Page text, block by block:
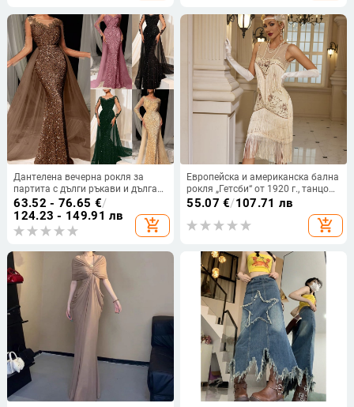
Дантелена вечерна рокля за
партита с дълги ръкави и дълга
пола, дълбоко V-образно деколте,
полиестер-еластанова материя
63.52 - 76.65 €/
124.23 - 149.91 лв
add_shopping_cart
Европейска и американска бална
рокля „Гетсби“ от 1920 г., танцова
рокля, кръгло деколте, пайети,
55.07 €/107.71 лв
add_shopping_cart